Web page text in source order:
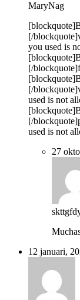
MaryNag
[/
you used is
[/
[/
used is not
[/
used is not
27
12 januari,